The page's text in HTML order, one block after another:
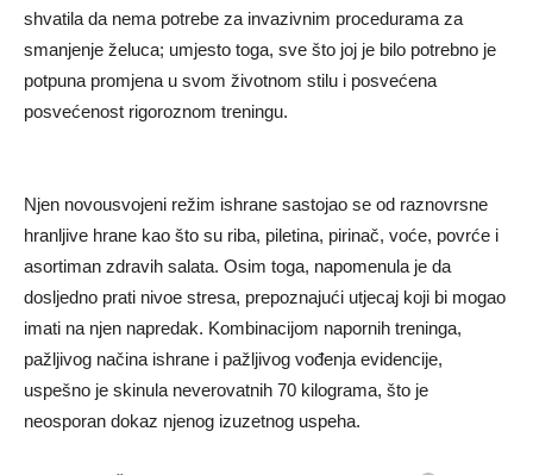
shvatila da nema potrebe za invazivnim procedurama za
smanjenje želuca; umjesto toga, sve što joj je bilo potrebno je
potpuna promjena u svom životnom stilu i posvećena
posvećenost rigoroznom treningu.
Njen novousvojeni režim ishrane sastojao se od raznovrsne
hranljive hrane kao što su riba, piletina, pirinač, voće, povrće i
asortiman zdravih salata. Osim toga, napomenula je da
dosljedno prati nivoe stresa, prepoznajući utjecaj koji bi mogao
imati na njen napredak. Kombinacijom napornih treninga,
pažljivog načina ishrane i pažljivog vođenja evidencije,
uspešno je skinula neverovatnih 70 kilograma, što je
neosporan dokaz njenog izuzetnog uspeha.